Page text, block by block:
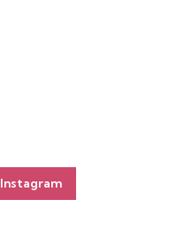
Instagram